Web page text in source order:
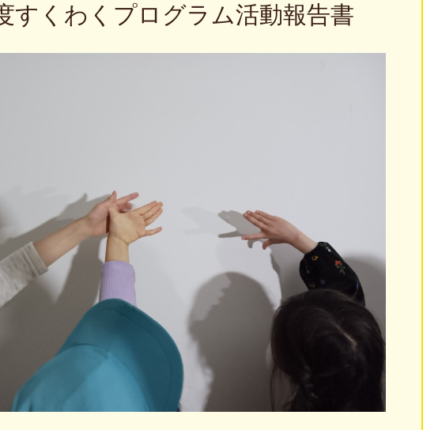
すくわくプログラム活動報告書